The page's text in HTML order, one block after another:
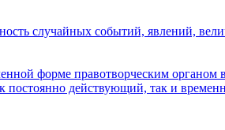
случайных событий, явлений,
форме правотворческим органом
действующий, так и